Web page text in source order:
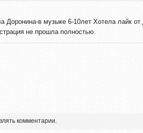
Доронина-в музыке 6-10лет Хотела лайк от
не прошла полностью.
комментарии.